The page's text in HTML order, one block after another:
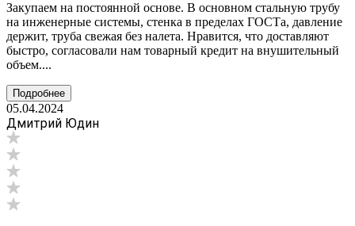
Закупаем на постоянной основе. В основном стальную трубу
на инженерные системы, стенка в пределах ГОСТа, давление
держит, труба свежая без налета. Нравится, что доставляют
быстро, согласовали нам товарный кредит на внушительный
объем....
Подробнее
05.04.2024
Дмитрий Юдин